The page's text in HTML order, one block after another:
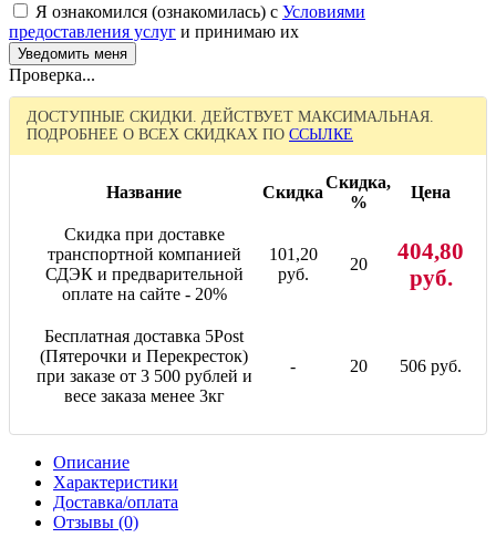
Я ознакомился (ознакомилась) с Условиями
предоставления услуг и принимаю их
Проверка...
ДОСТУПНЫЕ СКИДКИ. ДЕЙСТВУЕТ МАКСИМАЛЬНАЯ.
ПОДРОБНЕЕ О ВСЕХ СКИДКАХ ПО ССЫЛКЕ
Название Скидка
Скидка,
%
Цена
Скидка при доставке
транспортной компанией
СДЭК и предварительной
оплате на сайте - 20%
101,20
руб.
20
404,80
руб.
Бесплатная доставка 5Post
(Пятерочки и Перекресток)
при заказе от 3 500 рублей и
весе заказа менее 3кг
- 20 506 руб.
Описание
Характеристики
Доставка/оплата
Отзывы (0)